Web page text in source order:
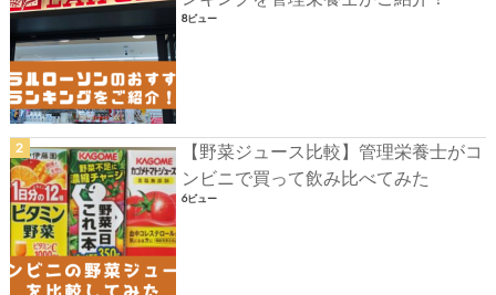
8ビュー
【野菜ジュース比較】管理栄養士がコ
ンビニで買って飲み比べてみた
6ビュー